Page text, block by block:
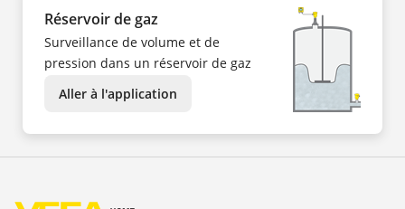
Réservoir de gaz
Surveillance de volume et de
pression dans un réservoir de gaz
Aller à l'application